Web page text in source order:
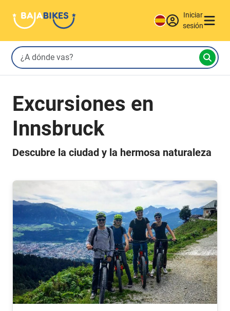
Iniciar
sesión
Excursiones en
Innsbruck
Descubre la ciudad y la hermosa naturaleza